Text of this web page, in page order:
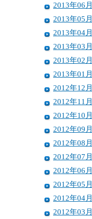
2013年06月
2013年05月
2013年04月
2013年03月
2013年02月
2013年01月
2012年12月
2012年11月
2012年10月
2012年09月
2012年08月
2012年07月
2012年06月
2012年05月
2012年04月
2012年03月